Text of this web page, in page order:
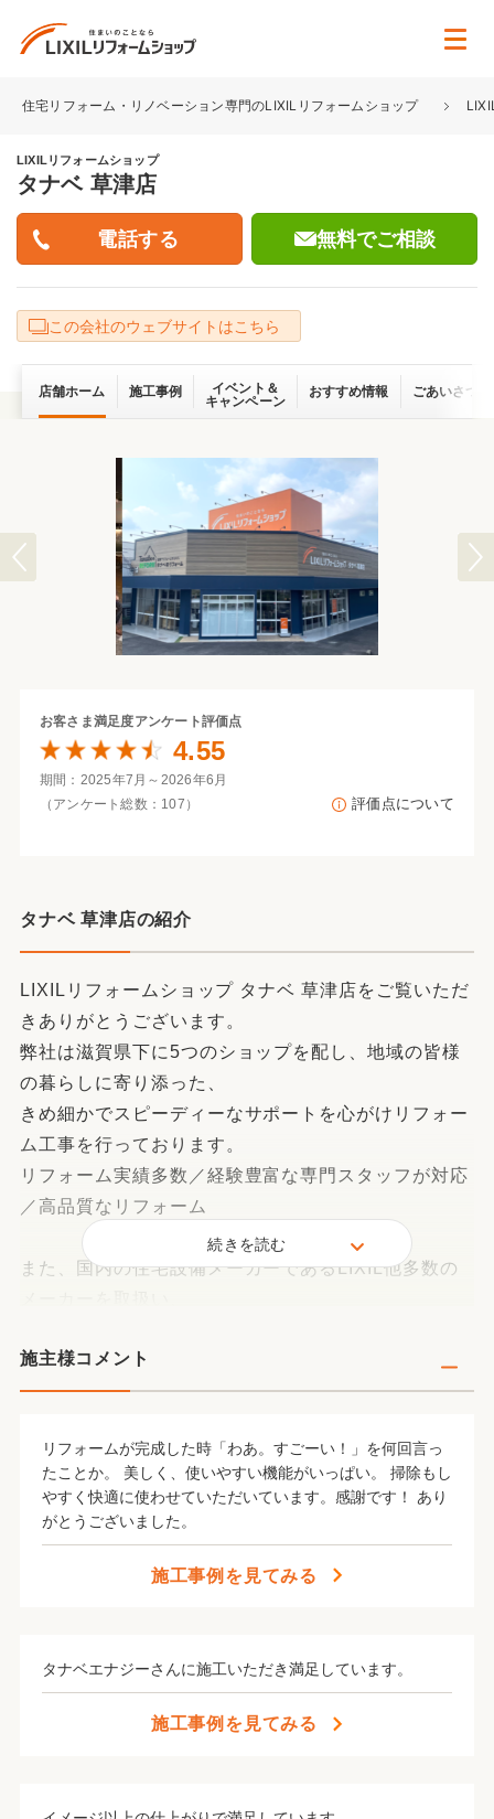
住宅リフォーム・リノベーション専門のLIXILリフォームショップ
LIXILリフォームショップ
タナベ 草津店
無料でご相談
この会社のウェブサイトはこちら
店舗ホーム 施工事例
イベント＆
キャンペーン
おすすめ情報 ごあいさつ
タナベ 草津店の紹介
LIXILリフォームショップ タナベ 草津店をご覧いただ
きありがとうございます。
弊社は滋賀県下に5つのショップを配し、地域の皆様
の暮らしに寄り添った、
きめ細かでスピーディーなサポートを心がけリフォー
ム工事を行っております。
リフォーム実績多数／経験豊富な専門スタッフが対応
／高品質なリフォーム
また、国内の住宅設備メーカーであるLIXIL他多数の
ームや
子育てしやすい家へのリフォームなど、幅広いご提案
ホームページ内お問合せフォーム、メール、お電話、
LINEでのご相談も承っておりますのでご自宅からお
気軽にご相談ください。
続きを読む
施主様コメント
リフォームが完成した時「わあ。すごーい！」を何回言っ
たことか。 美しく、使いやすい機能がいっぱい。 掃除もし
やすく快適に使わせていただいています。感謝です！ あり
がとうございました。
施工事例を見てみる
タナベエナジーさんに施工いただき満足しています。
施工事例を見てみる
お客さま満足度アンケート評価点
4.55
期間：2025年7月～2026年6月
（アンケート総数：107）
評価点について